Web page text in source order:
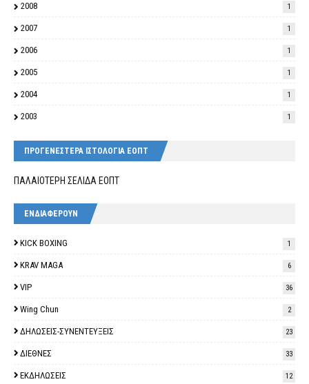
2008 1
2007 1
2006 1
2005 1
2004 1
2003 1
ΠΡΟΓΕΝΕΣΤΕΡΑ ΙΣΤΟΛΟΓΙΑ ΕΟΠΤ
ΠΑΛΑΙΟΤΕΡΗ ΣΕΛΙΔΑ ΕΟΠΤ
ΕΝΔΙΑΦΕΡΟΥΝ
KICK BOXING 1
KRAV MAGA 6
VIP 36
Wing Chun 2
ΔΗΛΩΣΕΙΣ-ΣΥΝΕΝΤΕΥΞΕΙΣ 23
ΔΙΕΘΝΕΣ 33
ΕΚΔΗΛΩΣΕΙΣ 12